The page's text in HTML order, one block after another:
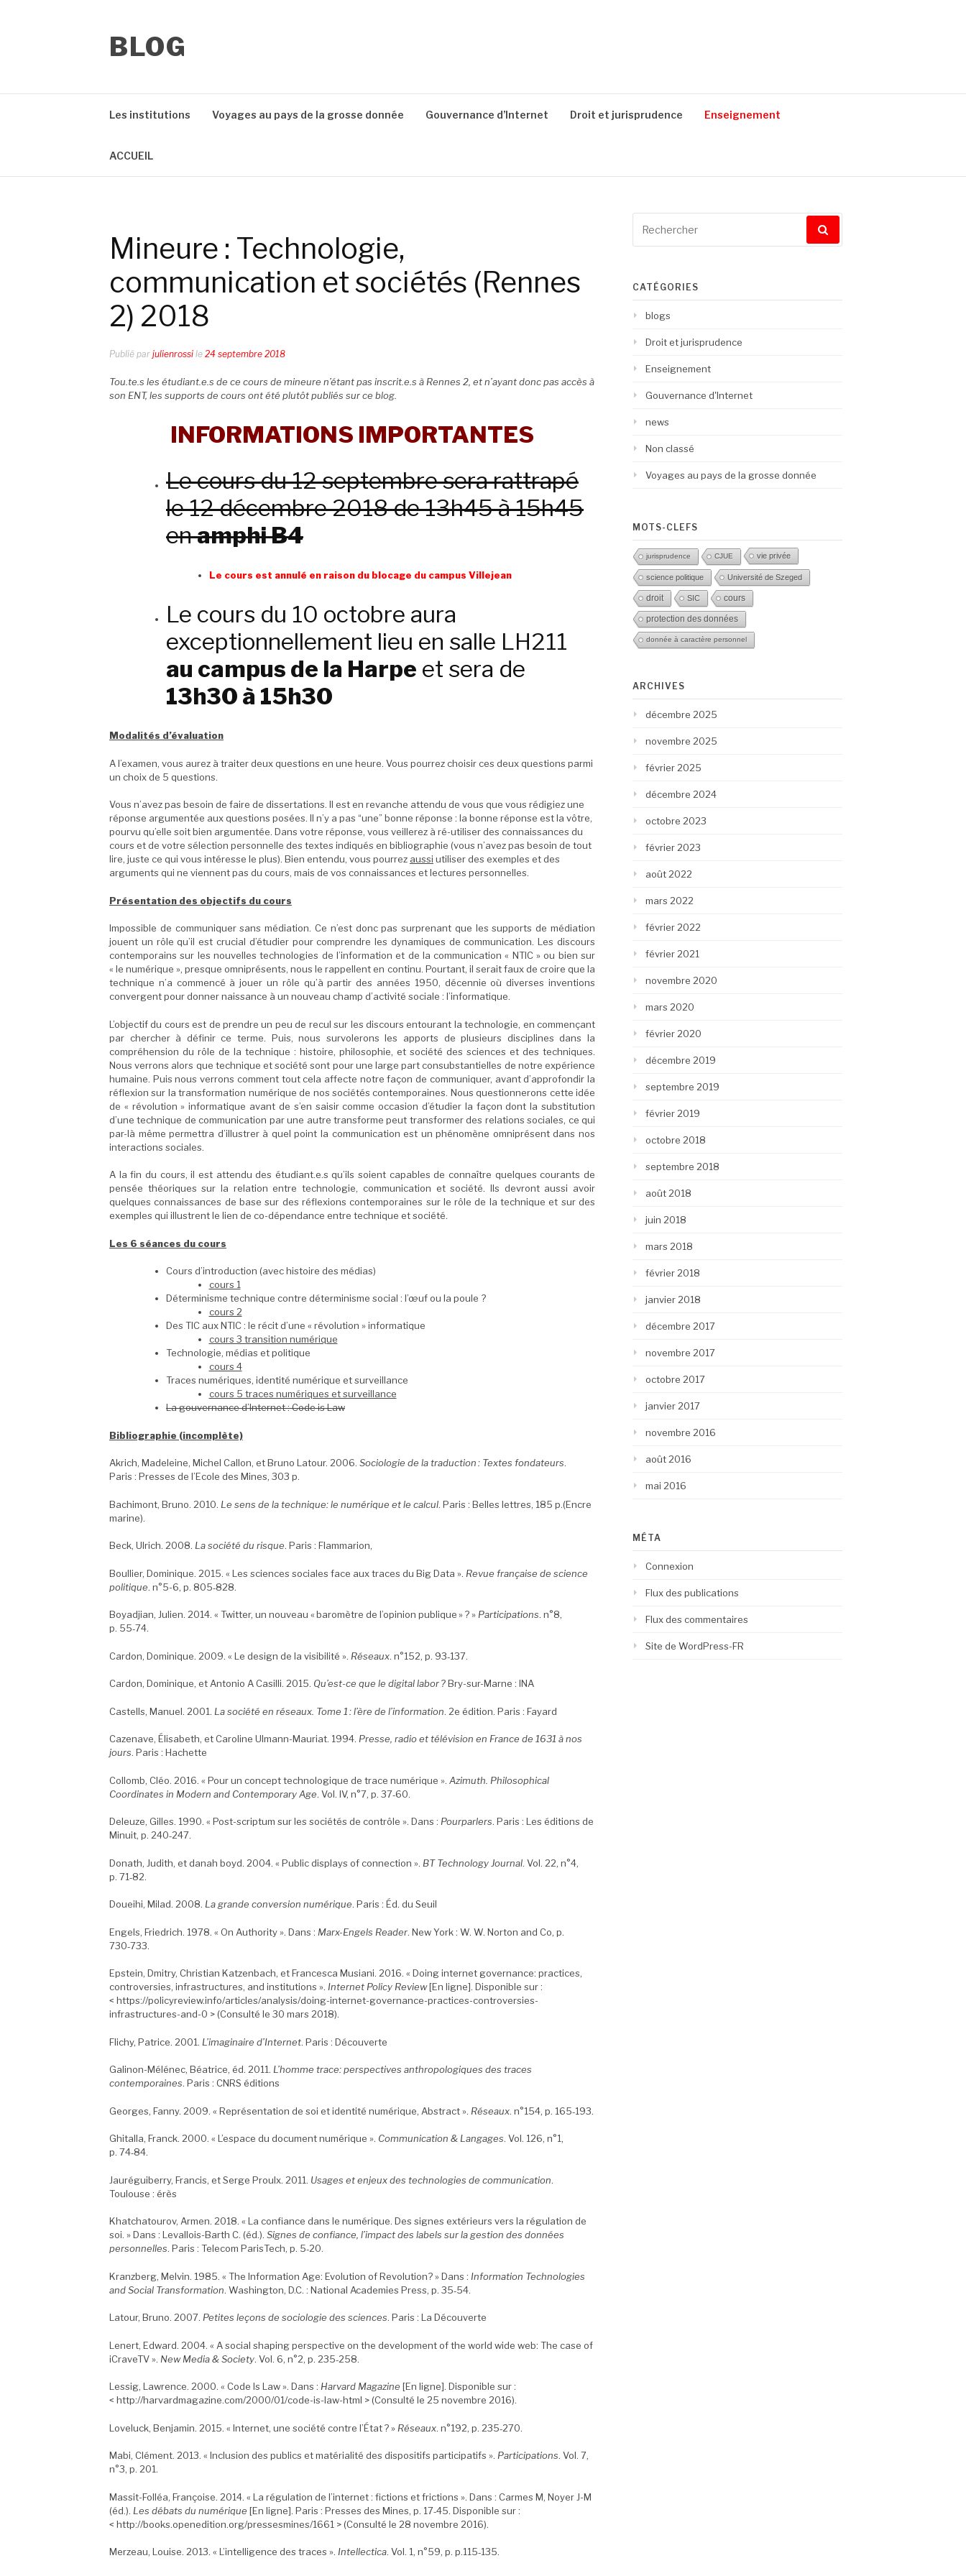
BLOG
Les institutions Voyages au pays de la grosse donnée Gouvernance d’Internet Droit et jurisprudence Enseignement
ACCUEIL
Mineure : Technologie,
communication et sociétés (Rennes
2) 2018
Publié par julienrossi le 24 septembre 2018
Tou.te.s les étudiant.e.s de ce cours de mineure n’étant pas inscrit.e.s à Rennes 2, et n’ayant donc pas accès à
son ENT, les supports de cours ont été plutôt publiés sur ce blog.
INFORMATIONS IMPORTANTES
Le cours du 12 septembre sera rattrapé
le 12 décembre 2018 de 13h45 à 15h45
enamphi B4
Le cours est annulé en raison du blocage du campus Villejean
Le cours du 10 octobre aura
exceptionnellement lieu en salle LH211
au campus de la Harpe et sera de
13h30 à 15h30
Modalités d’évaluation
A l’examen, vous aurez à traiter deux questions en une heure. Vous pourrez choisir ces deux questions parmi
un choix de 5 questions.
Vous n’avez pas besoin de faire de dissertations. Il est en revanche attendu de vous que vous rédigiez une
réponse argumentée aux questions posées. Il n’y a pas “une” bonne réponse : la bonne réponse est la vôtre,
pourvu qu’elle soit bien argumentée. Dans votre réponse, vous veillerez à ré-utiliser des connaissances du
cours et de votre sélection personnelle des textes indiqués en bibliographie (vous n’avez pas besoin de tout
lire, juste ce qui vous intéresse le plus). Bien entendu, vous pourrez aussi utiliser des exemples et des
arguments qui ne viennent pas du cours, mais de vos connaissances et lectures personnelles.
Présentation des objectifs du cours
Impossible de communiquer sans médiation. Ce n’est donc pas surprenant que les supports de médiation
jouent un rôle qu’il est crucial d’étudier pour comprendre les dynamiques de communication. Les discours
contemporains sur les nouvelles technologies de l’information et de la communication « NTIC » ou bien sur
« le numérique », presque omniprésents, nous le rappellent en continu. Pourtant, il serait faux de croire que la
technique n’a commencé à jouer un rôle qu’à partir des années 1950, décennie où diverses inventions
convergent pour donner naissance à un nouveau champ d’activité sociale : l’informatique.
L’objectif du cours est de prendre un peu de recul sur les discours entourant la technologie, en commençant
par chercher à définir ce terme. Puis, nous survolerons les apports de plusieurs disciplines dans la
compréhension du rôle de la technique : histoire, philosophie, et société des sciences et des techniques.
Nous verrons alors que technique et société sont pour une large part consubstantielles de notre expérience
humaine. Puis nous verrons comment tout cela affecte notre façon de communiquer, avant d’approfondir la
réflexion sur la transformation numérique de nos sociétés contemporaines. Nous questionnerons cette idée
de « révolution » informatique avant de s’en saisir comme occasion d’étudier la façon dont la substitution
d’une technique de communication par une autre transforme peut transformer des relations sociales, ce qui
par-là même permettra d’illustrer à quel point la communication est un phénomène omniprésent dans nos
interactions sociales.
A la fin du cours, il est attendu des étudiant.e.s qu’ils soient capables de connaître quelques courants de
pensée théoriques sur la relation entre technologie, communication et société. Ils devront aussi avoir
quelques connaissances de base sur des réflexions contemporaines sur le rôle de la technique et sur des
exemples qui illustrent le lien de co-dépendance entre technique et société.
Les 6 séances du cours
Cours d’introduction (avec histoire des médias)
cours 1
Déterminisme technique contre déterminisme social : l’œuf ou la poule ?
cours 2
Des TIC aux NTIC : le récit d’une « révolution » informatique
cours 3 transition numérique
Technologie, médias et politique
cours 4
Traces numériques, identité numérique et surveillance
cours 5 traces numériques et surveillance
La gouvernance d’Internet : Code is Law
Bibliographie (incomplète)
Akrich, Madeleine, Michel Callon, et Bruno Latour. 2006. Sociologie de la traduction : Textes fondateurs.
Paris : Presses de l’Ecole des Mines, 303 p.
Bachimont, Bruno. 2010. Le sens de la technique: le numérique et le calcul. Paris : Belles lettres, 185 p.(Encre
marine).
Beck, Ulrich. 2008. La société du risque. Paris : Flammarion,
Boullier, Dominique. 2015. « Les sciences sociales face aux traces du Big Data ». Revue française de science
politique. n°5-6, p. 805‑828.
Boyadjian, Julien. 2014. « Twitter, un nouveau « baromètre de l’opinion publique » ? »Participations. n°8,
p. 55‑74.
Cardon, Dominique. 2009. « Le design de la visibilité ». Réseaux. n°152, p. 93‑137.
Cardon, Dominique, et Antonio A Casilli. 2015. Qu’est-ce que le digital labor ?Bry-sur-Marne : INA
Castells, Manuel. 2001. La société en réseaux. Tome 1 : l’ère de l’information. 2e édition. Paris : Fayard
Cazenave, Élisabeth, et Caroline Ulmann-Mauriat. 1994. Presse, radio et télévision en France de 1631 à nos
jours. Paris : Hachette
Collomb, Cléo. 2016. « Pour un concept technologique de trace numérique ». Azimuth. Philosophical
Coordinates in Modern and Contemporary Age. Vol. IV, n°7, p. 37‑60.
Deleuze, Gilles. 1990. « Post-scriptum sur les sociétés de contrôle ». Dans : Pourparlers. Paris : Les éditions de
Minuit, p. 240‑247.
Donath, Judith, et danah boyd. 2004. « Public displays of connection ». BT Technology Journal. Vol. 22, n°4,
p. 71‑82.
Doueihi, Milad. 2008. La grande conversion numérique. Paris : Éd. du Seuil
Engels, Friedrich. 1978. « On Authority ». Dans : Marx-Engels Reader. New York : W. W. Norton and Co, p.
730‑733.
Epstein, Dmitry, Christian Katzenbach, et Francesca Musiani. 2016. « Doing internet governance: practices,
controversies, infrastructures, and institutions ». Internet Policy Review[En ligne]. Disponible sur :
< https://policyreview.info/articles/analysis/doing-internet-governance-practices-controversies-
infrastructures-and-0 > (Consulté le 30 mars 2018).
Flichy, Patrice. 2001. L’imaginaire d’Internet. Paris : Découverte
Galinon-Mélénec, Béatrice, éd. 2011. L’homme trace: perspectives anthropologiques des traces
contemporaines. Paris : CNRS éditions
Georges, Fanny. 2009. « Représentation de soi et identité numérique, Abstract ». Réseaux. n°154, p. 165‑193.
Ghitalla, Franck. 2000. « L’espace du document numérique ». Communication & Langages. Vol. 126, n°1,
p. 74‑84.
Jauréguiberry, Francis, et Serge Proulx. 2011. Usages et enjeux des technologies de communication.
Toulouse : érès
Khatchatourov, Armen. 2018. « La confiance dans le numérique. Des signes extérieurs vers la régulation de
soi. » Dans : Levallois-Barth C. (éd.). Signes de confiance, l’impact des labels sur la gestion des données
personnelles. Paris : Telecom ParisTech, p. 5‑20.
Kranzberg, Melvin. 1985. « The Information Age: Evolution of Revolution? » Dans : Information Technologies
and Social Transformation. Washington, D.C. : National Academies Press, p. 35‑54.
Latour, Bruno. 2007. Petites leçons de sociologie des sciences. Paris : La Découverte
Lenert, Edward. 2004. « A social shaping perspective on the development of the world wide web: The case of
iCraveTV ». New Media & Society. Vol. 6, n°2, p. 235‑258.
Lessig, Lawrence. 2000. « Code Is Law ». Dans : Harvard Magazine [En ligne]. Disponible sur :
< http://harvardmagazine.com/2000/01/code-is-law-html > (Consulté le 25 novembre 2016).
Loveluck, Benjamin. 2015. « Internet, une société contre l’État ? » Réseaux. n°192, p. 235‑270.
Mabi, Clément. 2013. « Inclusion des publics et matérialité des dispositifs participatifs ». Participations. Vol. 7,
n°3, p. 201.
Massit-Folléa, Françoise. 2014. « La régulation de l’internet : fictions et frictions ». Dans : Carmes M, Noyer J-M
(éd.). Les débats du numérique [En ligne]. Paris : Presses des Mines, p. 17‑45. Disponible sur :
< http://books.openedition.org/pressesmines/1661 > (Consulté le 28 novembre 2016).
Merzeau, Louise. 2013. « L’intelligence des traces ». Intellectica. Vol. 1, n°59, p. p.115‑135.
pour
:
CATÉGORIES
blogs
Droit et jurisprudence
Enseignement
Gouvernance d'Internet
news
Non classé
Voyages au pays de la grosse donnée
MOTS-CLEFS
jurisprudence CJUE vie privée
science politique Université de Szeged
droit SIC cours
protection des données
donnée à caractère personnel
ARCHIVES
décembre 2025
novembre 2025
février 2025
décembre 2024
octobre 2023
février 2023
août 2022
mars 2022
février 2022
février 2021
novembre 2020
mars 2020
février 2020
décembre 2019
septembre 2019
février 2019
octobre 2018
septembre 2018
août 2018
juin 2018
mars 2018
février 2018
janvier 2018
décembre 2017
novembre 2017
octobre 2017
janvier 2017
novembre 2016
août 2016
mai 2016
MÉTA
Connexion
Flux des publications
Flux des commentaires
Site de WordPress-FR